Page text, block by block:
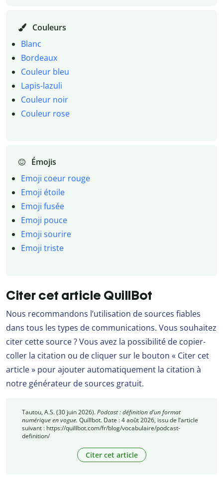
Couleurs
Blanc
Bordeaux
Couleur bleu
Lapis-lazuli
Couleur noir
Couleur rose
Émojis
Emoji coeur rouge
Emoji étoile
Emoji fusée
Emoji pouce
Emoji sourire
Emoji triste
Citer cet article QuillBot
Nous recommandons l’utilisation de sources fiables
dans tous les types de communications. Vous souhaitez
citer cette source ? Vous avez la possibilité de copier-
coller la citation ou de cliquer sur le bouton « Citer cet
article » pour ajouter automatiquement la citation à
notre générateur de sources gratuit.
Tautou, A.S. (30 juin 2026).Podcast : définition d’un format
numérique en vogue. Quillbot. Date : 4 août 2026, issu de l’article
suivant : https://quillbot.com/fr/blog/vocabulaire/podcast-
definition/
Citer cet article